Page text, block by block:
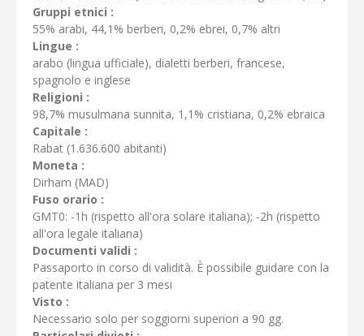
Gruppi etnici :
55% arabi, 44,1% berberi, 0,2% ebrei, 0,7% altri
Lingue :
arabo (lingua ufficiale), dialetti berberi, francese,
spagnolo e inglese
Religioni :
98,7% musulmana sunnita, 1,1% cristiana, 0,2% ebraica
Capitale :
Rabat (1.636.600 abitanti)
Moneta :
Dirham (MAD)
Fuso orario :
GMT0: -1h (rispetto all'ora solare italiana); -2h (rispetto
all'ora legale italiana)
Documenti validi :
Passaporto in corso di validità. È possibile guidare con la
patente italiana per 3 mesi
Visto :
Necessario solo per soggiorni superiori a 90 gg.